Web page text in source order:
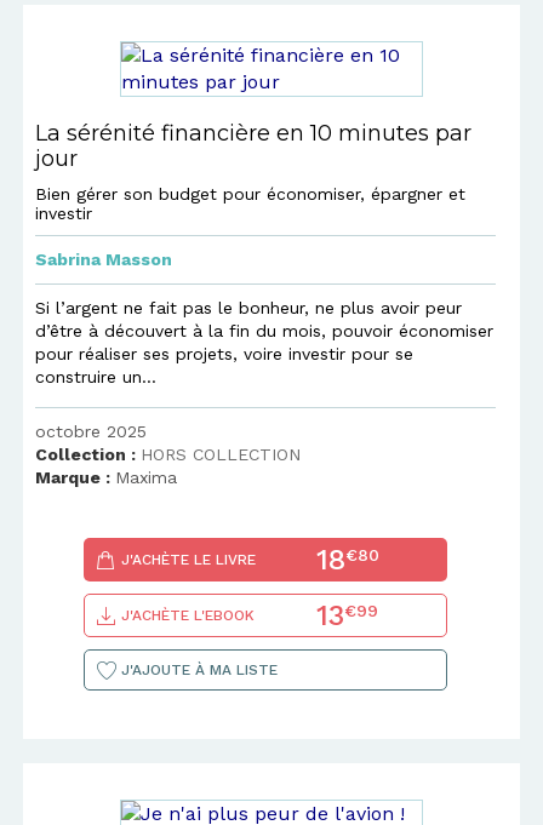
La sérénité financière en 10 minutes par
jour
Bien gérer son budget pour économiser, épargner et
investir
Sabrina Masson
Si l’argent ne fait pas le bonheur, ne plus avoir peur
d’être à découvert à la fin du mois, pouvoir économiser
pour réaliser ses projets, voire investir pour se
construire un...
octobre 2025
Collection : HORS COLLECTION
Marque : Maxima
J'ACHÈTE LE LIVRE 18€80
J'ACHÈTE L'EBOOK 13€99
J'AJOUTE À MA LISTE